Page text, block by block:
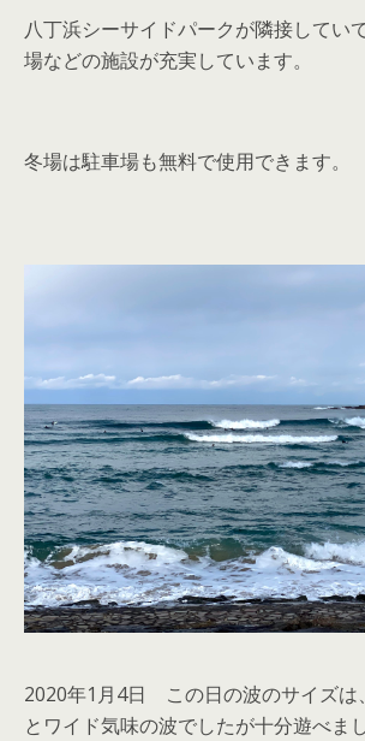
八丁浜シーサイドパークが隣接してい
場などの施設が充実しています。
冬場は駐車場も無料で使用できます。
2020年1月4日 この日の波のサイズは
とワイド気味の波でしたが十分遊べまし